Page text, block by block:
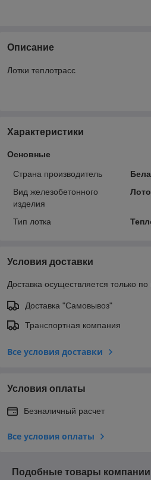
Описание
Лотки теплотрасс
Характеристики
Основные
Страна производитель
Вид железобетонного
изделия
Тип лотка
Условия доставки
Доставка осуществляется только по
Доставка "Самовывоз"
Транспортная компания
Все условия доставки
Условия оплаты
Безналичный расчет
Все условия оплаты
Подобные товары компании